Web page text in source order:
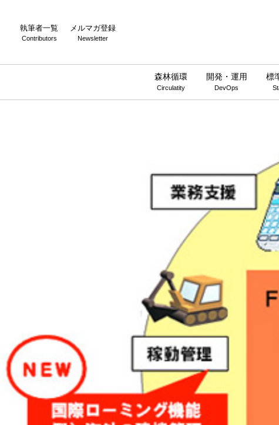
執筆者一覧
Contributors
メルマガ登録
Newsletter
森林循環
Circulatity
開発・運用
DevOps
標